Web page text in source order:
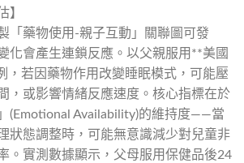
】
「藥物使用-親子互動」關聯圖可發
化會產生連鎖反應。以父親服用**美國
，若因藥物作用改變睡眠模式，可能壓
，或影響情緒反應速度。核心指標在於
(Emotional Availability)的維持度——當
狀態調整時，可能無意識減少對兒童非
。實測數據顯示，父母服用保健品後24